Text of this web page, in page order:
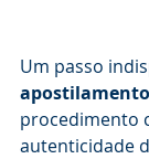
Um passo
procedimento
autenticidade